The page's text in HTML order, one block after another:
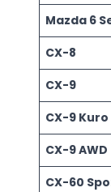
Mazda 6
CX-8
CX-9
CX-9 Kuro
CX-9 AWD
CX-60